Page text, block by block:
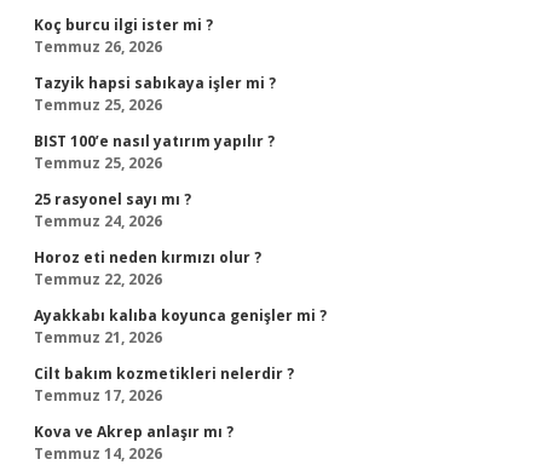
Koç burcu ilgi ister mi ?
Temmuz 26, 2026
Tazyik hapsi sabıkaya işler mi ?
Temmuz 25, 2026
BIST 100’e nasıl yatırım yapılır ?
Temmuz 25, 2026
25 rasyonel sayı mı ?
Temmuz 24, 2026
Horoz eti neden kırmızı olur ?
Temmuz 22, 2026
Ayakkabı kalıba koyunca genişler mi ?
Temmuz 21, 2026
Cilt bakım kozmetikleri nelerdir ?
Temmuz 17, 2026
Kova ve Akrep anlaşır mı ?
Temmuz 14, 2026